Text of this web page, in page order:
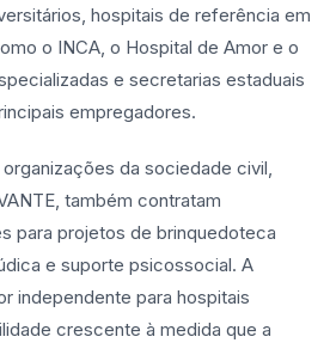
hospitais de referência em
o INCA, o Hospital de Amor e o
e secretarias estaduais
empregadores.
da sociedade civil,
também contratam
para projetos de brinquedoteca
e suporte psicossocial. A
independente para hospitais
crescente à medida que a